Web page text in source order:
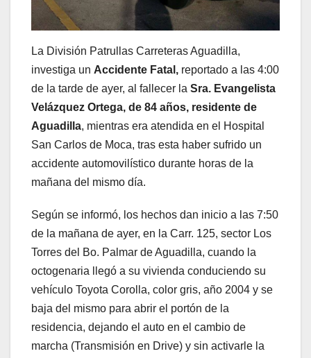
La División Patrullas Carreteras Aguadilla,
investiga un Accidente Fatal, reportado a las 4:00
de la tarde de ayer, al fallecer la Sra. Evangelista
Velázquez Ortega, de 84 años, residente de
Aguadilla, mientras era atendida en el Hospital
San Carlos de Moca, tras esta haber sufrido un
accidente automovilístico durante horas de la
mañana del mismo día.
Según se informó, los hechos dan inicio a las 7:50
de la mañana de ayer, en la Carr. 125, sector Los
Torres del Bo. Palmar de Aguadilla, cuando la
octogenaria llegó a su vivienda conduciendo su
vehículo Toyota Corolla, color gris, año 2004 y se
baja del mismo para abrir el portón de la
residencia, dejando el auto en el cambio de
marcha (Transmisión en Drive) y sin activarle la